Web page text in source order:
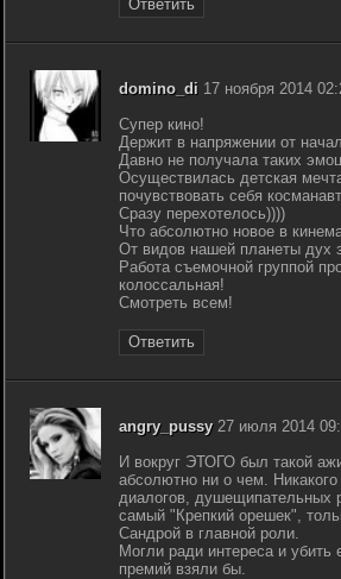
Ответить
domino_di 17 ноября 2014
Супер кино!
Держит в напряжении от
Давно не получала таких
Осуществилась детская
почувствовать себя
Сразу перехотелось))))
Что абсолютно новое в
От видов нашей планеты дух
Работа съемочной группой
колоссальная!
Смотреть всем!
Ответить
angry_pussy27 июля 2014
И вокруг ЭТОГО был такой
абсолютно ни о чем.
диалогов, душещипательных
самый "Крепкий орешек",
Сандрой в главной роли.
Могли ради интереса и
премий взяли бы.